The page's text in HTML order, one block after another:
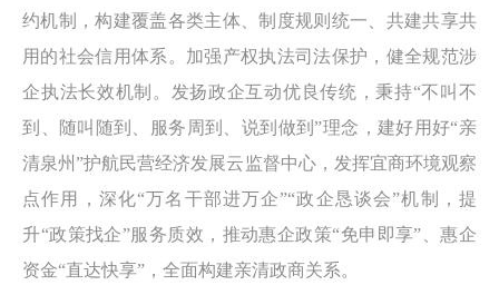
约机制，构建覆盖各类主体、制度规则统一、共建共享共
用的社会信用体系。加强产权执法司法保护，健全规范涉
企执法长效机制。发扬政企互动优良传统，秉持“不叫不
到、随叫随到、服务周到、说到做到”理念，建好用好“亲
清泉州”护航民营经济发展云监督中心，发挥宜商环境观察
点作用，深化“万名干部进万企”“政企恳谈会”机制，提
升“政策找企”服务质效，推动惠企政策“免申即享”、惠企
资金“直达快享”，全面构建亲清政商关系。